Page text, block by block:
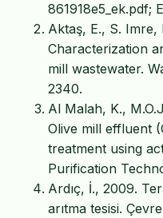
861918e5_ek.pdf;
Aktaş, E., S. Imre,
Characterization
mill wastewater.
2340.
Al Malah, K.,
Olive mill effluent
treatment using
Purification
Ardıç, İ., 2009.
arıtma tesisi.